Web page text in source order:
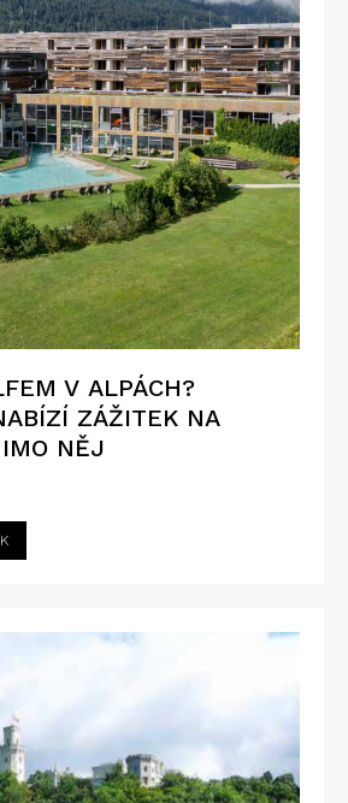
V ALPÁCH?
ZÁŽITEK NA
NĚJ